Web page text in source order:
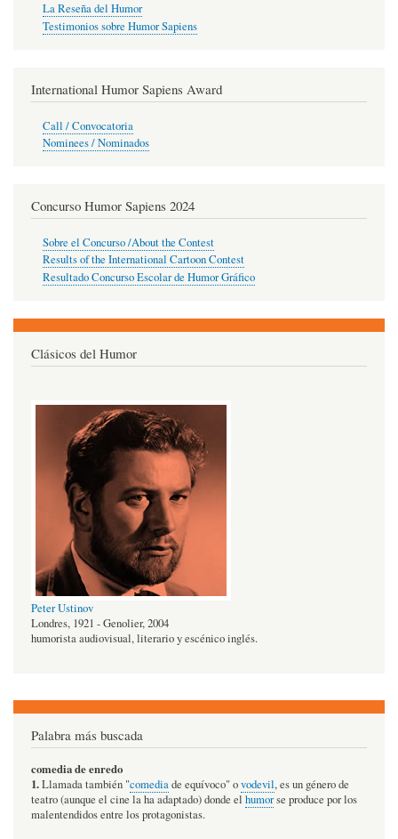
La Reseña del Humor
Testimonios sobre Humor Sapiens
International Humor Sapiens Award
Call / Convocatoria
Nominees / Nominados
Concurso Humor Sapiens 2024
Sobre el Concurso /About the Contest
Results of the International Cartoon Contest
Resultado Concurso Escolar de Humor Gráfico
Clásicos del Humor
Peter Ustinov
Londres, 1921 - Genolier, 2004
humorista audiovisual, literario y escénico inglés.
Palabra más buscada
comedia de enredo
1.Llamada también "comediade equívoco" ovodevil, es un género de
teatro (aunque el cine la ha adaptado) donde el humorse produce por los
malentendidos entre los protagonistas.